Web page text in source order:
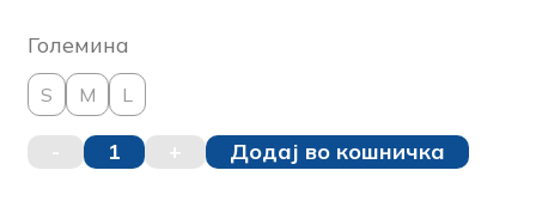
Големина
S M L
- 1 + Додај во кошничка